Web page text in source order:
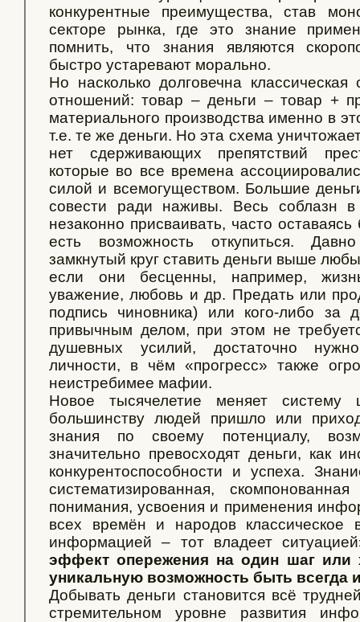
конкурентные преимущества, став
секторе рынка, где это знание
помнить, что знания являются
быстро устаревают морально.
Но насколько долговечна
отношений: товар – деньги – товар +
материального производства именно в
т.е. те же деньги. Но эта схема
нет сдерживающих препятствий
которые во все времена
силой и всемогуществом. Большие
совести ради наживы. Весь соблазн
незаконно присваивать, часто
есть возможность откупиться.
замкнутый круг ставить деньги выше
если они бесценны, например,
уважение, любовь и др. Предать или
подпись чиновника) или кого-либо за
привычным делом, при этом не
душевных усилий, достаточно
личности, в чём «прогресс» также
неистребимее мафии.
Новое тысячелетие меняет
большинству людей пришло или
знания по своему потенциалу,
значительно превосходят деньги, как
конкурентоспособности и успеха.
систематизированная,
понимания, усвоения и применения
всех времён и народов классическое
информацией – тот владеет
эффект опережения на один шаг или
уникальную возможность быть всегда
Добывать деньги становится всё
стремительном уровне развития